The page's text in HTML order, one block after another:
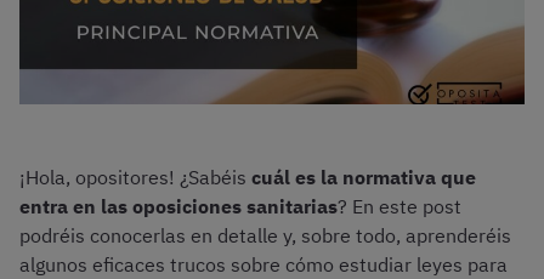
¡Hola, opositores! ¿Sabéis cuál es la normativa que
entra en las oposiciones sanitarias? En este post
podréis conocerlas en detalle y, sobre todo, aprenderéis
algunos eficaces trucos sobre cómo estudiar leyes para